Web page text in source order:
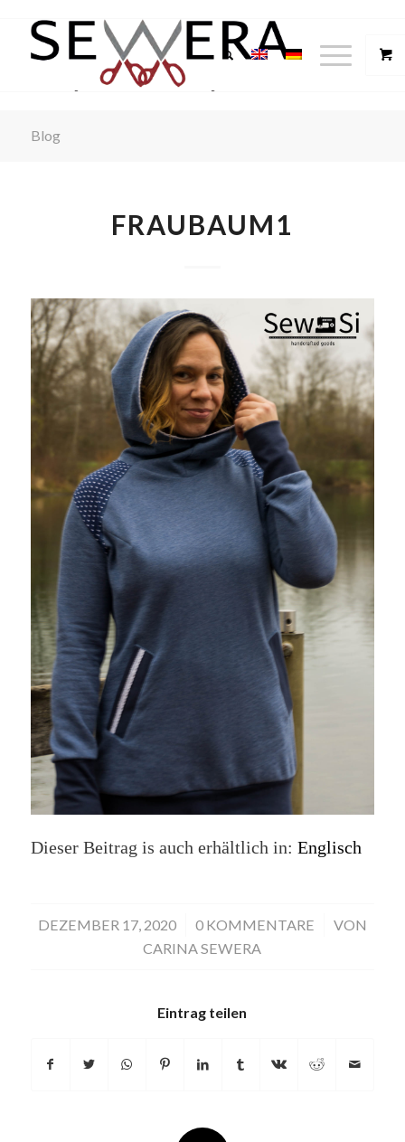
Blog
FRAUBAUM1
Dieser Beitrag is auch erhältlich in: Englisch
DEZEMBER 17, 2020
/ 0 KOMMENTARE
/
VON
CARINA SEWERA
Eintrag teilen